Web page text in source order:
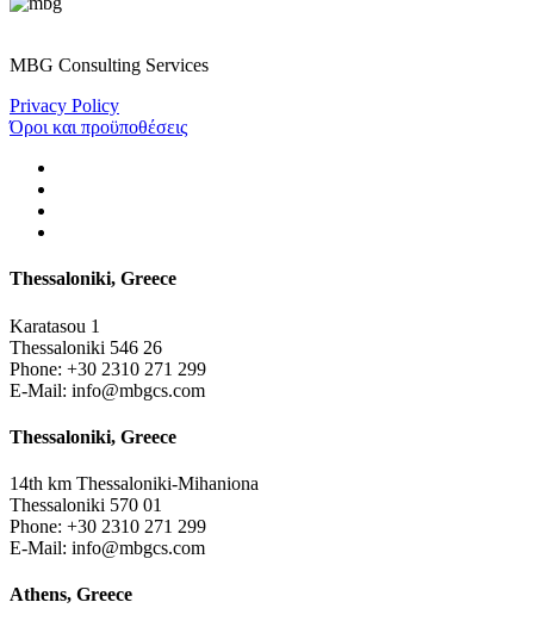
MBG Consulting Services
Privacy Policy
Όροι και προϋποθέσεις
Thessaloniki, Greece
Karatasou 1
Thessaloniki 546 26
Phone: +30 2310 271 299
E-Mail: info@mbgcs.com
Thessaloniki, Greece
14th km Thessaloniki-Mihaniona
Thessaloniki 570 01
Phone: +30 2310 271 299
E-Mail: info@mbgcs.com
Athens, Greece